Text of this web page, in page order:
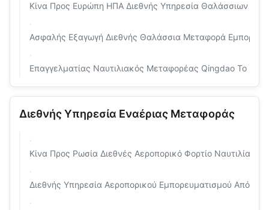
Κίνα Προς Ευρώπη ΗΠΑ Διεθνής Υπηρεσία Θαλάσσιων
Ασφαλής Εξαγωγή Διεθνής Θαλάσσια Μεταφορά
Επαγγελματίας Ναυτιλιακός Μεταφορέας Qingdao To
Διεθνής Υπηρεσία Εναέριας Μεταφοράς
Κίνα Προς Ρωσία Διεθνές Αεροπορικό Φορτίο Ναυτιλία
Διεθνής Υπηρεσία Αεροπορικού Εμπορευματισμού Από